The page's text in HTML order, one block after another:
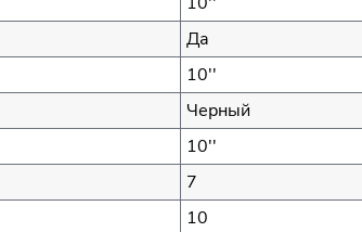
Да
10''
Черный
10''
7
10